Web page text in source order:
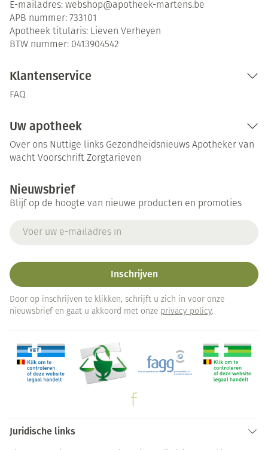
E-mailadres: webshop@apotheek-martens.be
APB nummer: 733101
Apotheek titularis: Lieven Verheyen
BTW nummer: 0413904542
Klantenservice
FAQ
Uw apotheek
Over ons Nuttige links Gezondheidsnieuws Apotheker van
wacht Voorschrift Zorgtarieven
Nieuwsbrief
Blijf op de hoogte van nieuwe producten en promoties
Inschrijven
Door op inschrijven te klikken, schrijft u zich in voor onze
nieuwsbrief en gaat u akkoord met onze privacy policy.
Juridische links